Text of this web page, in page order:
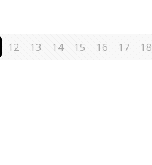
12 13 14 15 16 17 18